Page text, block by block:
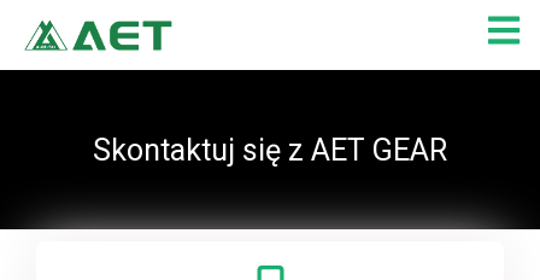
treści
Skontaktuj się z AET GEAR